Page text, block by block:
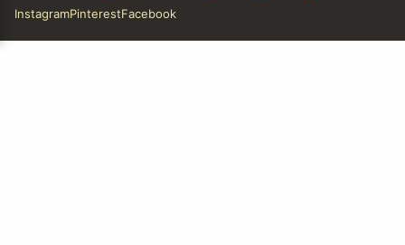
InstagramPinterestFacebook